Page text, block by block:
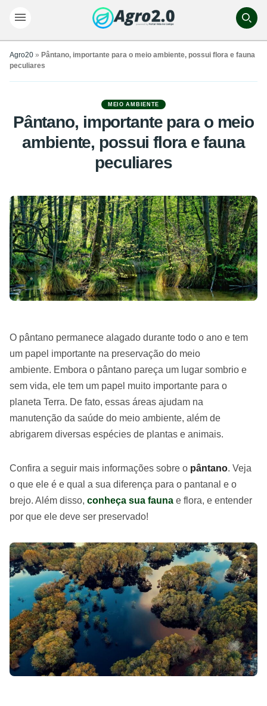
Agro20 » Pântano, importante para o meio ambiente, possui flora e fauna
peculiares
MEIO AMBIENTE
Pântano, importante para o meio
ambiente, possui flora e fauna
peculiares
O pântano permanece alagado durante todo o ano e tem
um papel importante na preservação do meio
ambiente. Embora o pântano pareça um lugar sombrio e
sem vida, ele tem um papel muito importante para o
planeta Terra. De fato, essas áreas ajudam na
manutenção da saúde do meio ambiente, além de
abrigarem diversas espécies de plantas e animais.
Confira a seguir mais informações sobre o pântano. Veja
o que ele é e qual a sua diferença para o pantanal e o
brejo. Além disso, conheça sua fauna e flora, e entender
por que ele deve ser preservado!